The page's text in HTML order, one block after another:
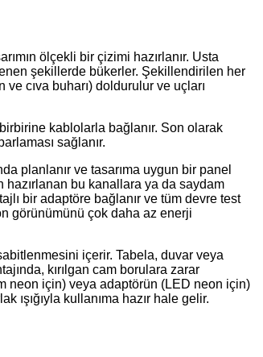
ölçekli bir çizimi hazırlanır. Usta
şekillerde bükerler. Şekillendirilen her
cıva buharı) doldurulur ve uçları
kablolarla bağlanır. Son olarak
sağlanır.
planlanır ve tasarıma uygun bir panel
bu kanallara ya da saydam
bir adaptöre bağlanır ve tüm devre test
görünümünü çok daha az enerji
içerir. Tabela, duvar veya
kırılgan cam borulara zarar
neon için) veya adaptörün (LED neon için)
ışığıyla kullanıma hazır hale gelir.